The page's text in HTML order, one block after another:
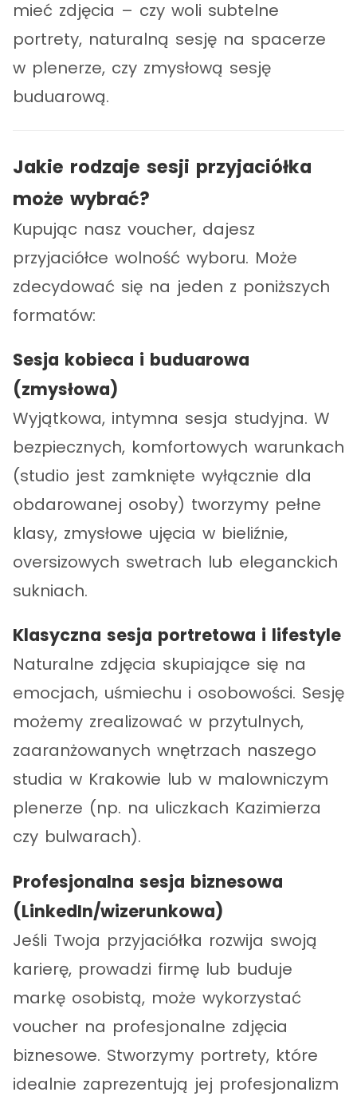
mieć zdjęcia – czy woli subtelne
portrety, naturalną sesję na spacerze
w plenerze, czy zmysłową sesję
buduarową.
Jakie rodzaje sesji przyjaciółka
może wybrać?
Kupując nasz voucher, dajesz
przyjaciółce wolność wyboru. Może
zdecydować się na jeden z poniższych
formatów:
Sesja kobieca i buduarowa
(zmysłowa)
Wyjątkowa, intymna sesja studyjna. W
bezpiecznych, komfortowych warunkach
(studio jest zamknięte wyłącznie dla
obdarowanej osoby) tworzymy pełne
klasy, zmysłowe ujęcia w bieliźnie,
oversizowych swetrach lub eleganckich
sukniach.
Klasyczna sesja portretowa i lifestyle
Naturalne zdjęcia skupiające się na
emocjach, uśmiechu i osobowości. Sesję
możemy zrealizować w przytulnych,
zaaranżowanych wnętrzach naszego
studia w Krakowie lub w malowniczym
plenerze (np. na uliczkach Kazimierza
czy bulwarach).
Profesjonalna sesja biznesowa
(LinkedIn/wizerunkowa)
Jeśli Twoja przyjaciółka rozwija swoją
karierę, prowadzi firmę lub buduje
markę osobistą, może wykorzystać
voucher na profesjonalne zdjęcia
biznesowe. Stworzymy portrety, które
idealnie zaprezentują jej profesjonalizm